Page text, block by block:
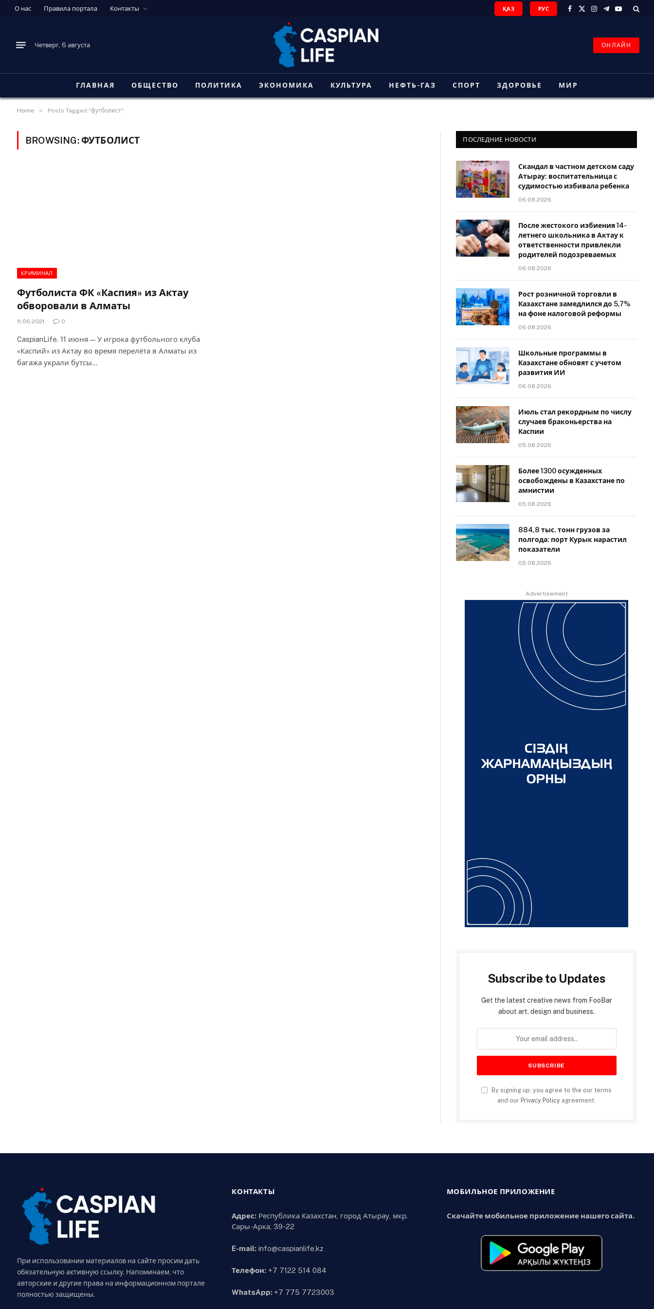
О нас Правила портала Контакты ҚАЗ РУС
Facebook
X
Instagram
Telegram
YouTube
Четверг, 6 августа ОНЛАЙН
ГЛАВНАЯ ОБЩЕСТВО ПОЛИТИКА ЭКОНОМИКА КУЛЬТУРА НЕФТЬ-ГАЗ СПОРТ ЗДОРОВЬЕ МИР
Home » Posts Tagged "футболист"
BROWSING:ФУТБОЛИСТ
КРИМИНАЛ
Футболиста ФК «Каспия» из Актау
обворовали в Алматы
11.06.2021 0
CaspianLife. 11 июня — У игрока футбольного клуба
«Каспий» из Актау во время перелёта в Алматы из
багажа украли бутсы…
ПОСЛЕДНИЕ НОВОСТИ
Скандал в частном детском саду
Атырау: воспитательница с
судимостью избивала ребенка
06.08.2026
После жестокого избиения 14-
летнего школьника в Актау к
ответственности привлекли
родителей подозреваемых
06.08.2026
Рост розничной торговли в
Казахстане замедлился до 5,7%
на фоне налоговой реформы
06.08.2026
Школьные программы в
Казахстане обновят с учетом
развития ИИ
06.08.2026
Июль стал рекордным по числу
случаев браконьерства на
Каспии
05.08.2026
Более 1300 осужденных
освобождены в Казахстане по
амнистии
05.08.2026
884,8 тыс. тонн грузов за
полгода: порт Курык нарастил
показатели
05.08.2026
Advertisement
Subscribe to Updates
Get the latest creative news from FooBar
about art, design and business.
By signing up, you agree to the our terms
and our Privacy Policy agreement.
При использовании материалов на сайте просим дать
обязательную активную ссылку. Напоминаем, что
авторские и другие права на информационном портале
полностью защищены.
КОНТАКТЫ
Адрес: Республика Казахстан, город Атырау, мкр.
Сары-Арка, 39-22
E-mail: info@caspianlife.kz
Телефон: +7 7122 514 084
WhatsApp: +7 775 7723003
МОБИЛЬНОЕ ПРИЛОЖЕНИЕ
Скачайте мобильное приложение нашего сайта.